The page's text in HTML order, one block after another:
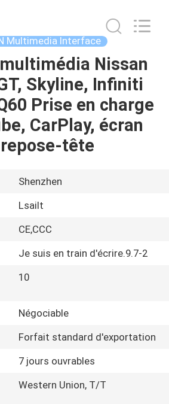
Multimedia Interface
Nissan
Skyline, Infiniti
Prise en charge
CarPlay, écran
tête
Shenzhen
Lsailt
CE,CCC
Je suis en train d'écrire.9.7-2
10
Négociable
Forfait standard d'exportation
7 jours ouvrables
Western Union, T/T